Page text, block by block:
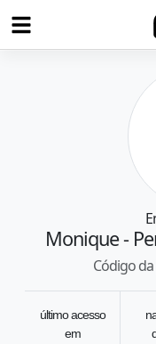
Monique-
Código
último acesso
em